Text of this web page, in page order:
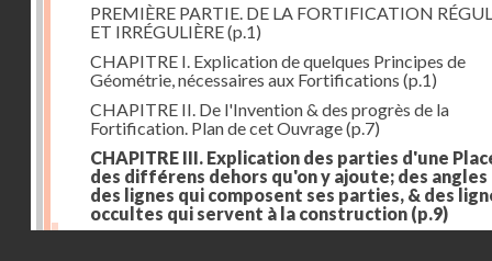
PREMIÈRE PARTIE. DE LA FORTIFICATION
ET IRRÉGULIÈRE(p.1)
CHAPITRE I. Explication de quelques Principes de
Géométrie, nécessaires aux Fortifications (p.1)
CHAPITRE II. De l'Invention & des progrès de la
Fortification. Plan de cet Ouvrage(p.7)
CHAPITRE III. Explication des parties d'une
des différens dehors qu'on y ajoute; des angles
des lignes qui composent ses parties, & des
occultes qui servent à la construction (p.9)
Des lignes & des angles qui composent les parties